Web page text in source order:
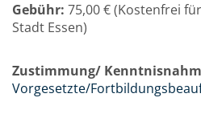
Gebühr: 75,00 € (Kostenfrei
Stadt Essen)
Zustimmung/
Vorgesetzte/